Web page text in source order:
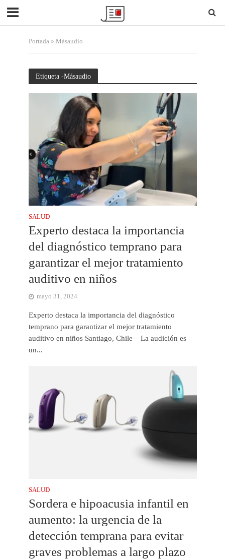
Portada» Másaudio
Etiqueta -Másaudio
SALUD
Experto destaca la importancia
del diagnóstico temprano para
garantizar el mejor tratamiento
auditivo en niños
mayo 31, 2024
Experto destaca la importancia del diagnóstico
temprano para garantizar el mejor tratamiento
auditivo en niños Santiago, Chile – La audición es
un...
SALUD
Sordera e hipoacusia infantil en
aumento: la urgencia de la
detección temprana para evitar
graves problemas a largo plazo